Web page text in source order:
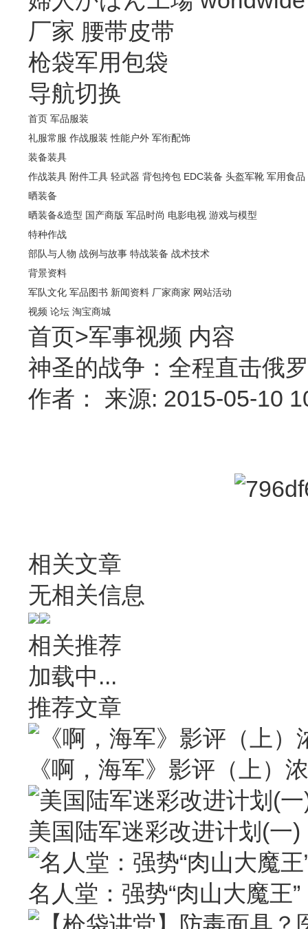
厂家 腰带皮带
枪袋军用包袋
导航切换
首页 军品服装
礼服常服 作战服装 性能户外 军衔配饰
装备装具
作战装具 附件工具 轻武器 背包挎包 EDC装备 头盔军靴 军用食品
晒装备
晒装备&造型 国产商版 军品时尚 电影电视 游戏与模型
特种作战
部队与人物 战例与故事 特战装备 战术技术
背景资料
军队文化 军品图书 新闻资料 厂家商家 网站活动
视频 论坛 淘宝商城
首页>军事视频 内容
神圣的战争：全程直击俄
作者： 来源: 2015-05-10
相关文章
无相关信息
相关推荐
加载中...
推荐文章
《啊，海军》影评（上）
美国陆军迷彩改进计划(一)
名人堂：强势“肉山大魔王